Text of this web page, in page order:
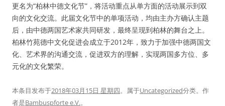
更名为“柏林中德文化节”，将活动重点从单方面的活动展示到双
向的文化交流。此届文化节中的单项活动，均由主办方确认主题
后，由中德两国艺术家共同研发，最终呈现到柏林的舞台之上。
柏林竹苑德中文化促进会成立于2012年，致力于加强中德两国文
化、艺术界的沟通交流，促进双方的理解，实现两国多方位、多
元化的文化繁荣。
本条目发布于2018年03月15日 星期四。属于Uncategorized分类。 作
者是Bambuspforte e.V.。